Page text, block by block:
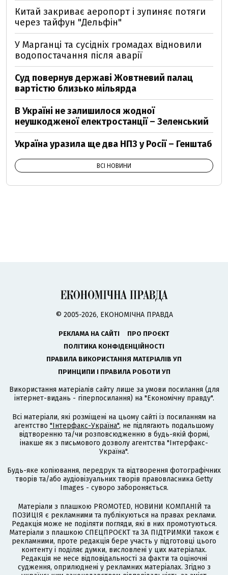
Китай закриває аеропорт і зупиняє потяги
через тайфун "Дельфін"
У Марганці та сусідніх громадах відновили
водопостачання після аварії
Суд повернув державі Жовтневий палац
вартістю близько мільярда
В Україні не залишилося жодної
неушкодженої електростанції – Зеленський
Україна уразила ще два НПЗ у Росії – Генштаб
ВСІ НОВИНИ
© 2005-2026, ЕКОНОМІЧНА ПРАВДА
РЕКЛАМА НА САЙТІ
ПРО ПРОЄКТ
ПОЛІТИКА КОНФІДЕНЦІЙНОСТІ
ПРАВИЛА ВИКОРИСТАННЯ МАТЕРІАЛІВ УП
ПРИНЦИПИ І ПРАВИЛА РОБОТИ УП
Використання матеріалів сайту лише за умови посилання (для
інтернет-видань - гіперпосилання) на "Економічну правду".
Всі матеріали, які розміщені на цьому сайті із посиланням на
агентство "Інтерфакс-Україна", не підлягають подальшому
відтворенню та/чи розповсюдженню в будь-якій формі,
інакше як з письмового дозволу агентства "Інтерфакс-
Україна".
Будь-яке копіювання, передрук та відтворення фотографічних
творів та/або аудіовізуальних творів правовласника Getty
Images - суворо забороняється.
Матеріали з плашкою PROMOTED, НОВИНИ КОМПАНІЙ та
ПОЗИЦІЯ є рекламними та публікуються на правах реклами.
Редакція може не поділяти погляди, які в них промотуються.
Матеріали з плашкою СПЕЦПРОЄКТ та ЗА ПІДТРИМКИ також є
рекламними, проте редакція бере участь у підготовці цього
контенту і поділяє думки, висловлені у цих матеріалах.
Редакція не несе відповідальності за факти та оціночні
судження, оприлюднені у рекламних матеріалах. Згідно з